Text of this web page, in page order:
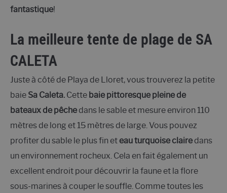
fantastique!
La meilleure tente de plage de SA
CALETA
Juste à côté de Playa de Lloret, vous trouverez la petite
baie Sa Caleta. Cette baie pittoresque pleine de
bateaux de pêche dans le sable et mesure environ 110
mètres de long et 15 mètres de large. Vous pouvez
profiter du sable le plus fin eteau turquoise claire dans
un environnement rocheux. Cela en fait également un
excellent endroit pour découvrir la faune et la flore
sous-marines à couper le souffle. Comme toutes les